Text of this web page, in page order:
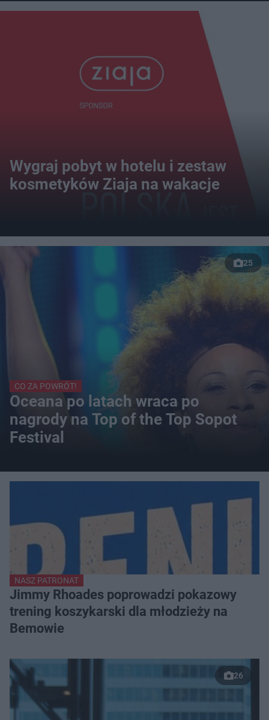
Wygraj pobyt w hotelu i zestaw
kosmetyków Ziaja na wakacje
25
CO ZA POWRÓT!
Oceana po latach wraca po
nagrody na Top of the Top Sopot
Festival
NASZ PATRONAT
Jimmy Rhoades poprowadzi pokazowy
trening koszykarski dla młodzieży na
Bemowie
26